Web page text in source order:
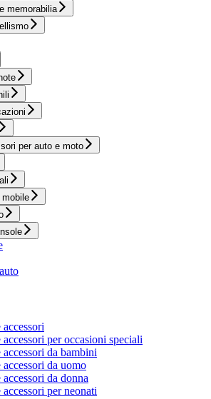
memorabilia
per auto e moto
per occasioni speciali
da bambini
da uomo
da donna
per neonati